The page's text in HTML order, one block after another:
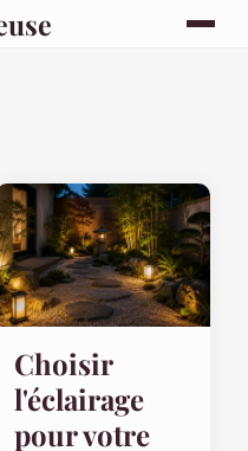
Choisir
l'éclairage
pour votre